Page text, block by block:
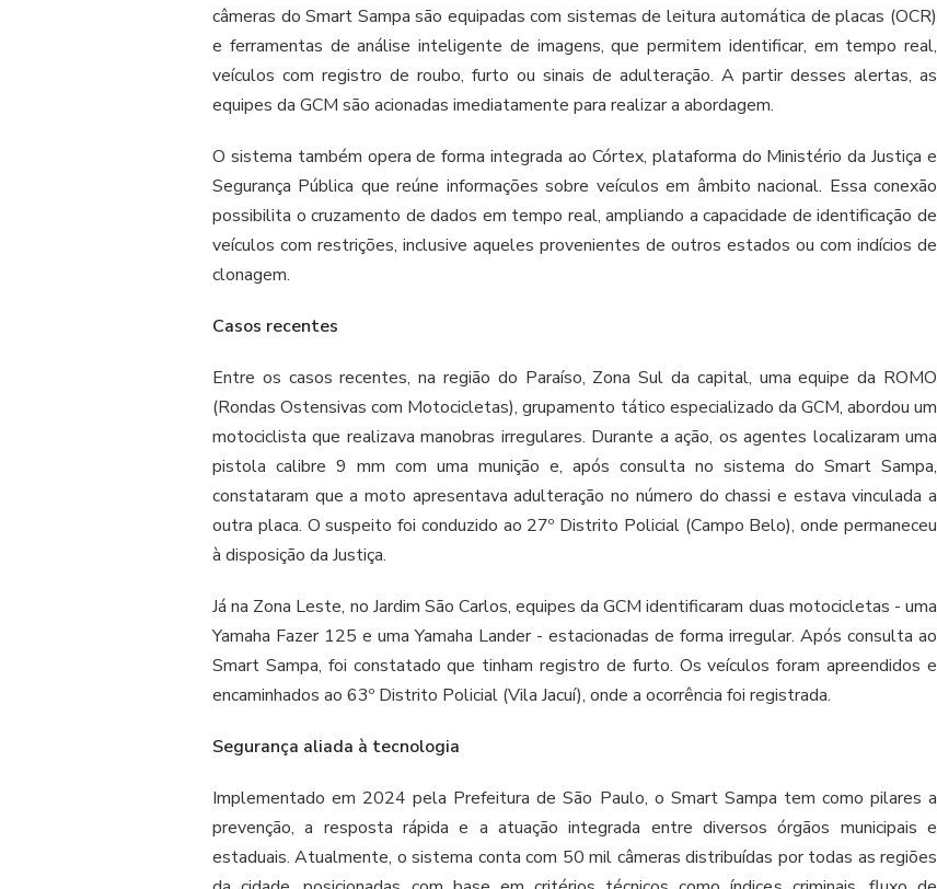
câmeras do Smart Sampa são equipadas com sistemas de leitura automática de placas (OCR)
e ferramentas de análise inteligente de imagens, que permitem identificar, em tempo real,
veículos com registro de roubo, furto ou sinais de adulteração. A partir desses alertas, as
equipes da GCM são acionadas imediatamente para realizar a abordagem.
O sistema também opera de forma integrada ao Córtex, plataforma do Ministério da Justiça e
Segurança Pública que reúne informações sobre veículos em âmbito nacional. Essa conexão
possibilita o cruzamento de dados em tempo real, ampliando a capacidade de identificação de
veículos com restrições, inclusive aqueles provenientes de outros estados ou com indícios de
clonagem.
Casos recentes
Entre os casos recentes, na região do Paraíso, Zona Sul da capital, uma equipe da ROMO
(Rondas Ostensivas com Motocicletas), grupamento tático especializado da GCM, abordou um
motociclista que realizava manobras irregulares. Durante a ação, os agentes localizaram uma
pistola calibre 9 mm com uma munição e, após consulta no sistema do Smart Sampa,
constataram que a moto apresentava adulteração no número do chassi e estava vinculada a
outra placa. O suspeito foi conduzido ao 27º Distrito Policial (Campo Belo), onde permaneceu
à disposição da Justiça.
Já na Zona Leste, no Jardim São Carlos, equipes da GCM identificaram duas motocicletas - uma
Yamaha Fazer 125 e uma Yamaha Lander - estacionadas de forma irregular. Após consulta ao
Smart Sampa, foi constatado que tinham registro de furto. Os veículos foram apreendidos e
encaminhados ao 63º Distrito Policial (Vila Jacuí), onde a ocorrência foi registrada.
Segurança aliada à tecnologia
Implementado em 2024 pela Prefeitura de São Paulo, o Smart Sampa tem como pilares a
prevenção, a resposta rápida e a atuação integrada entre diversos órgãos municipais e
estaduais. Atualmente, o sistema conta com 50 mil câmeras distribuídas por todas as regiões